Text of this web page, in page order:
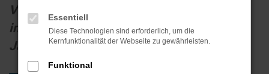
Verschleißreparaturen zum Komplettpreis
inklusive Montage für Fahrzeuge ab 5
Jahren nach Erstzulassung.
Essentiell
Diese Technologien sind erforderlich, um die
Kernfunktionalität der Webseite zu gewährleisten.
Funktional